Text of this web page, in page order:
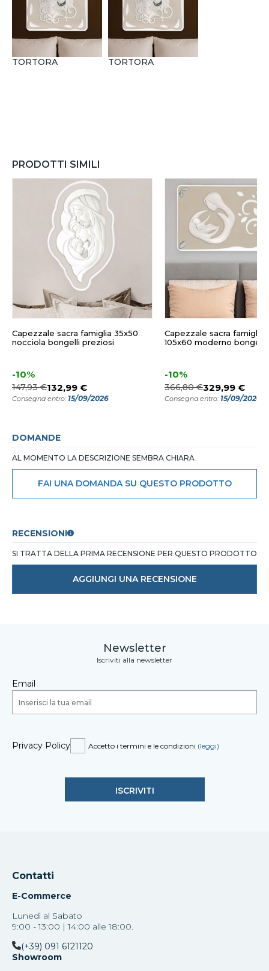
TORTORA TORTORA
PRODOTTI SIMILI
Capezzale sacra famiglia 35x50
nocciola bongelli preziosi
-10%
147,93 €132,99 €
Consegna entro: 15/09/2026
Capezzale sacra famiglia
105x60 moderno bongelli
-10%
366,80 €329,99 €
Consegna entro: 15/09/2026
DOMANDE
AL MOMENTO LA DESCRIZIONE SEMBRA CHIARA
FAI UNA DOMANDA SU QUESTO PRODOTTO
RECENSIONI
SI TRATTA DELLA PRIMA RECENSIONE PER QUESTO PRODOTTO
AGGIUNGI UNA RECENSIONE
Newsletter
Iscriviti alla newsletter
Email
Privacy Policy Accetto i termini e le condizioni (leggi)
Contatti
E-Commerce
Lunedì al Sabato
9:00 - 13:00 | 14:00 alle 18:00.
(+39) 091 6121120
Showroom